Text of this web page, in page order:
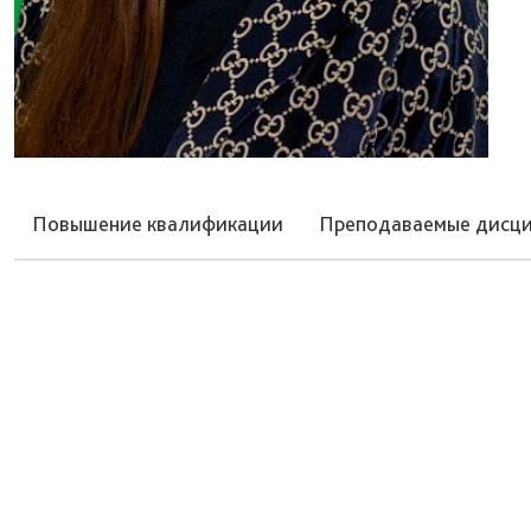
Повышение квалификации Преподаваемые